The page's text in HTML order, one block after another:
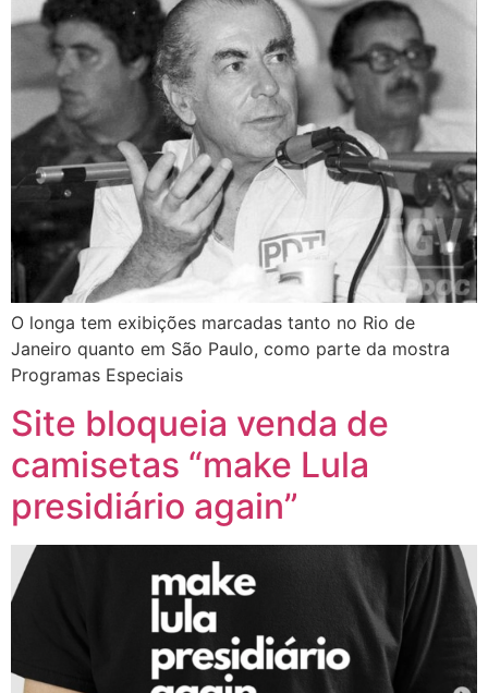
O longa tem exibições marcadas tanto no Rio de
Janeiro quanto em São Paulo, como parte da mostra
Programas Especiais
Site bloqueia venda de
camisetas “make Lula
presidiário again”